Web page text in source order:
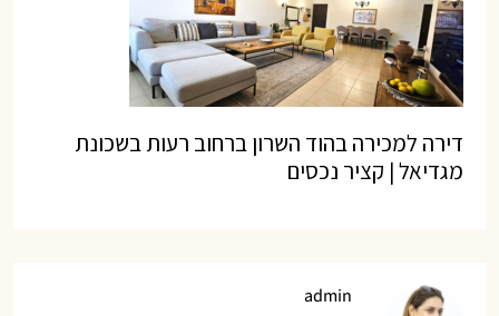
דירה למכירה בהוד השרון ברחוב רעות בשכונת
מגדיאל | קציר נכסים
admin